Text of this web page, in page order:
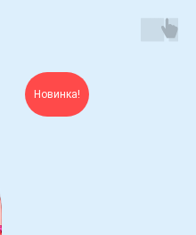
Новинка!